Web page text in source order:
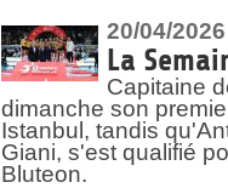
20/04/2026
La
Capitaine
dimanche son
Istanbul, tandis
Giani, s'est qualifié
Bluteon.